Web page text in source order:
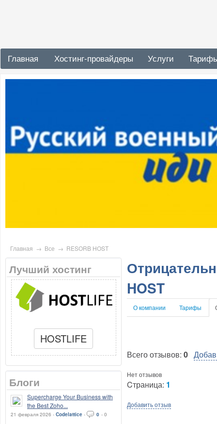
Главная Хостинг-провайдеры Услуги
Главная → Все → RESORB HOST
Лучший хостинг
HOSTLIFE
Блоги
Supercharge Your Business with
the Best Zoho...
21 февраля 2026 - Codelattice - 0 - 0
HOST
О компании Тарифы
Всего отзывов: 0
Нет отзывов
Cтраница: 1
Добавить отзыв